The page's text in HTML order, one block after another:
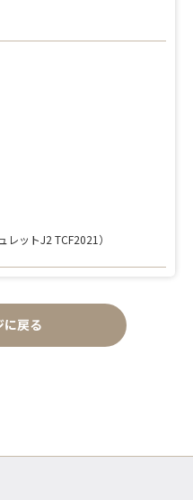
ットJ2 TCF2021）
に戻る